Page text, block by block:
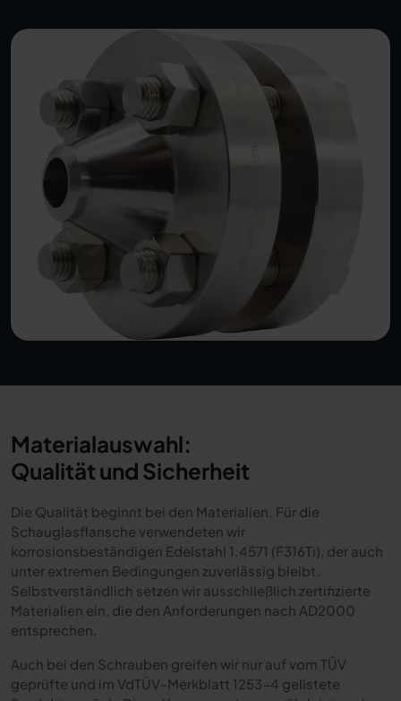
Materialauswahl:
Qualität und Sicherheit
Die Qualität beginnt bei den Materialien. Für die
Schauglasflansche verwendeten wir
korrosionsbeständigen Edelstahl 1.4571 (F316Ti), der auch
unter extremen Bedingungen zuverlässig bleibt.
Selbstverständlich setzen wir ausschließlich zertifizierte
Materialien ein, die den Anforderungen nach AD2000
entsprechen.
Auch bei den Schrauben greifen wir nur auf vom TÜV
geprüfte und im VdTÜV-Merkblatt 1253-4 gelistete